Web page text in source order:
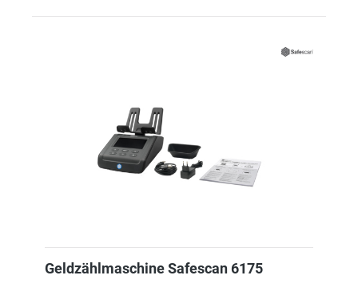
Geldzählmaschine Safescan 6175